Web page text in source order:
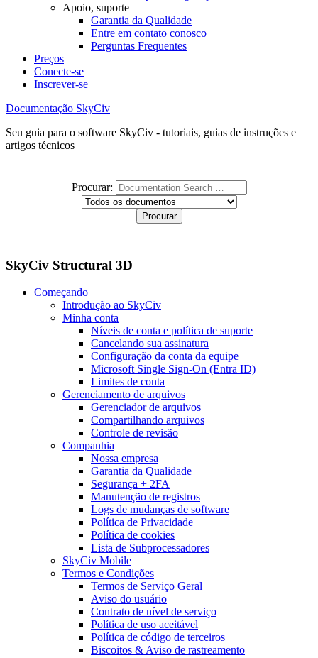
Apoio, suporte
Garantia da Qualidade
Entre em contato conosco
Perguntas Frequentes
Preços
Conecte-se
Inscrever-se
Documentação SkyCiv
Seu guia para o software SkyCiv - tutoriais, guias de instruções e
artigos técnicos
Procurar:
SkyCiv Structural 3D
Começando
Introdução ao SkyCiv
Minha conta
Níveis de conta e política de suporte
Cancelando sua assinatura
Configuração da conta da equipe
Microsoft Single Sign-On (Entra ID)
Limites de conta
Gerenciamento de arquivos
Gerenciador de arquivos
Compartilhando arquivos
Controle de revisão
Companhia
Nossa empresa
Garantia da Qualidade
Segurança + 2FA
Manutenção de registros
Logs de mudanças de software
Política de Privacidade
Política de cookies
Lista de Subprocessadores
SkyCiv Mobile
Termos e Condições
Termos de Serviço Geral
Aviso do usuário
Contrato de nível de serviço
Política de uso aceitável
Política de código de terceiros
Biscoitos & Aviso de rastreamento